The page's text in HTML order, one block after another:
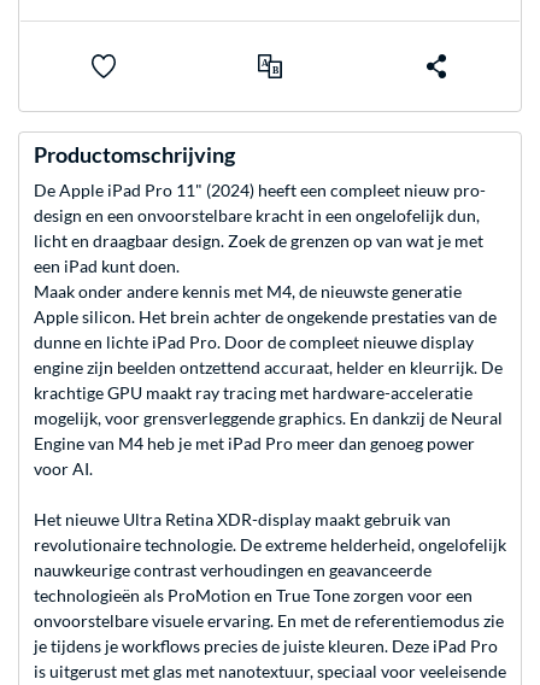
Productomschrijving
De Apple iPad Pro 11" (2024) heeft een compleet nieuw pro-
design en een onvoorstelbare kracht in een ongelofelijk dun,
licht en draagbaar design. Zoek de grenzen op van wat je met
een iPad kunt doen.
Maak onder andere kennis met M4, de nieuwste generatie
Apple silicon. Het brein achter de ongekende prestaties van de
dunne en lichte iPad Pro. Door de compleet nieuwe display
engine zijn beelden ontzettend accuraat, helder en kleurrijk. De
krachtige GPU maakt ray tracing met hardware-acceleratie
mogelijk, voor grens­verleggende graphics. En dankzij de Neural
Engine van M4 heb je met iPad Pro meer dan genoeg power
voor AI.
Het nieuwe Ultra Retina XDR-display maakt gebruik van
revolutionaire technologie. De extreme helderheid, ongelofelijk
nauwkeurige contrast­ verhoudingen en geavanceerde
technologieën als ProMotion en True Tone zorgen voor een
onvoorstelbare visuele ervaring. En met de referentie­modus zie
je tijdens je workflows precies de juiste kleuren. Deze iPad Pro
is uitgerust met glas met nanotextuur, speciaal voor veeleisende